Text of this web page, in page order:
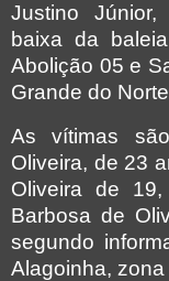
Justino
baixa da
Abolição 05 e
Grande do
As vítimas
Oliveira, de 23
Oliveira de
Barbosa de
segundo
Alagoinha,